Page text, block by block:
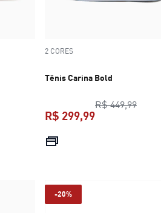
original R$ 599,99
R$ 419,99
2 CORES
Tênis Carina Bold
R$ 449,99
R$ 299,99
-20%